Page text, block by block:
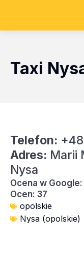
Taxi
Telefon:
Adres: Marii
Nysa
Ocena w Google:
Ocen: 37
opolskie
Nysa (opolskie)